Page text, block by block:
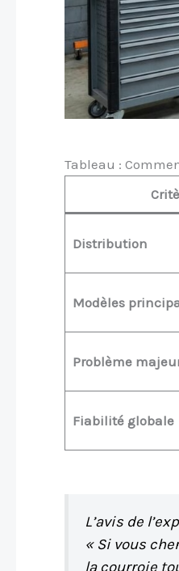
Tableau :
Distribution
Modèles
Problème
Fiabilité globale
L’avis de
« Si vous
la courroie